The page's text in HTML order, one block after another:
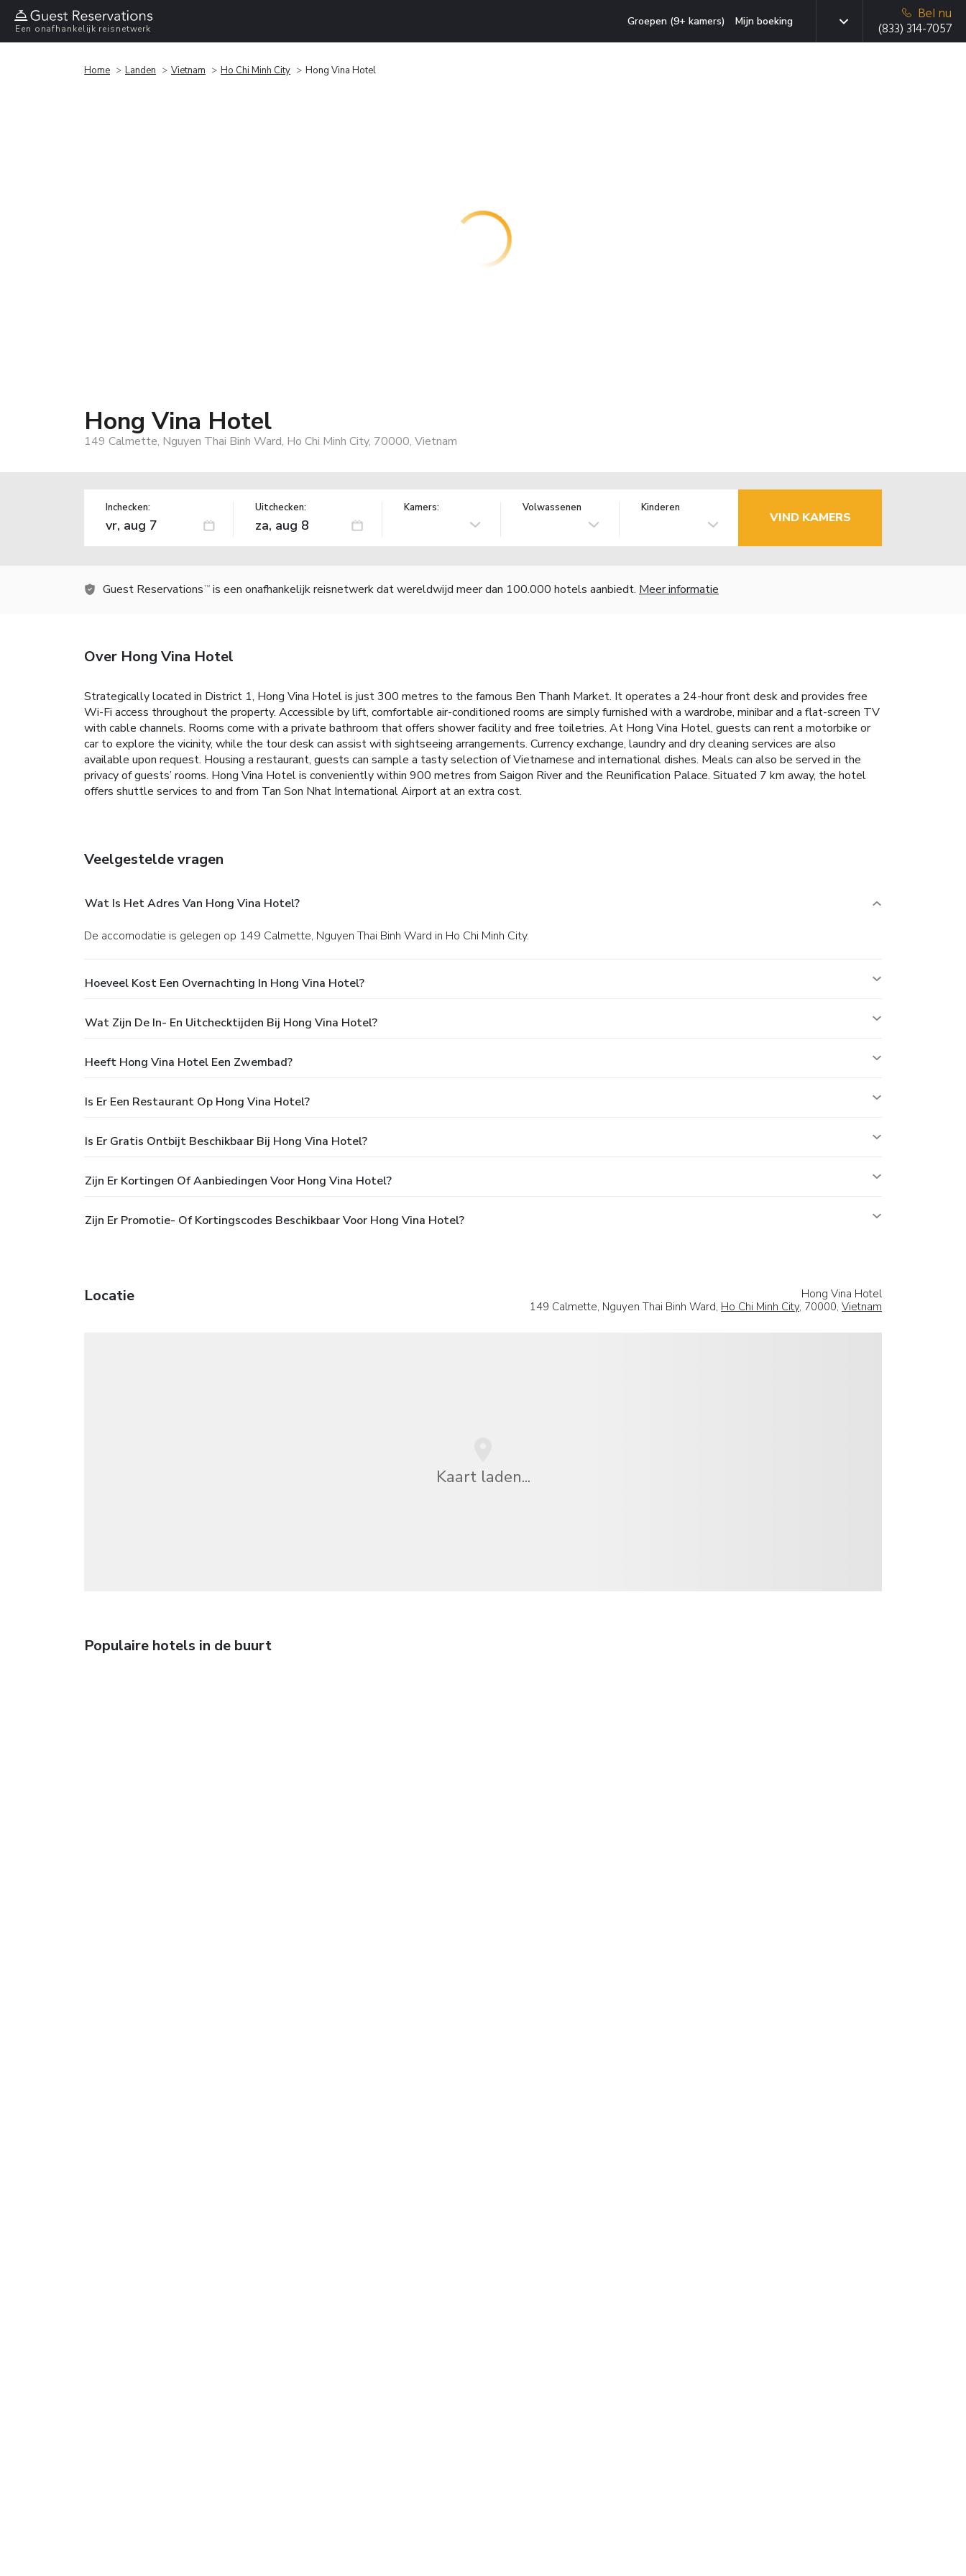
Een onafhankelijk reisnetwerk
Groepen (9+ kamers) Mijn boeking
Bel nu
(833) 314-7057
Home Landen Vietnam Ho Chi Minh City Hong Vina Hotel
Hong Vina Hotel
149 Calmette, Nguyen Thai Binh Ward, Ho Chi Minh City, 70000, Vietnam
Inchecken: Uitchecken: Kamers: Volwassenen Kinderen
VIND KAMERS
Guest Reservations TM is een onafhankelijk reisnetwerk dat wereldwijd meer dan 100.000 hotels aanbiedt. Meer informatie
Over Hong Vina Hotel
Strategically located in District 1, Hong Vina Hotel is just 300 metres to the famous Ben Thanh Market. It operates a 24-hour front desk and provides free
Wi-Fi access throughout the property. Accessible by lift, comfortable air-conditioned rooms are simply furnished with a wardrobe, minibar and a flat-screen TV
with cable channels. Rooms come with a private bathroom that offers shower facility and free toiletries. At Hong Vina Hotel, guests can rent a motorbike or
car to explore the vicinity, while the tour desk can assist with sightseeing arrangements. Currency exchange, laundry and dry cleaning services are also
available upon request. Housing a restaurant, guests can sample a tasty selection of Vietnamese and international dishes. Meals can also be served in the
privacy of guests’ rooms. Hong Vina Hotel is conveniently within 900 metres from Saigon River and the Reunification Palace. Situated 7 km away, the hotel
offers shuttle services to and from Tan Son Nhat International Airport at an extra cost.
Veelgestelde vragen
Wat Is Het Adres Van Hong Vina Hotel?
De accomodatie is gelegen op 149 Calmette, Nguyen Thai Binh Ward in Ho Chi Minh City.
Hoeveel Kost Een Overnachting In Hong Vina Hotel?
Wat Zijn De In- En Uitchecktijden Bij Hong Vina Hotel?
Heeft Hong Vina Hotel Een Zwembad?
Is Er Een Restaurant Op Hong Vina Hotel?
Is Er Gratis Ontbijt Beschikbaar Bij Hong Vina Hotel?
Zijn Er Kortingen Of Aanbiedingen Voor Hong Vina Hotel?
Zijn Er Promotie- Of Kortingscodes Beschikbaar Voor Hong Vina Hotel?
Locatie
Hong Vina Hotel
149 Calmette, Nguyen Thai Binh Ward, Ho Chi Minh City, 70000, Vietnam
Kaart laden...
Populaire hotels in de buurt